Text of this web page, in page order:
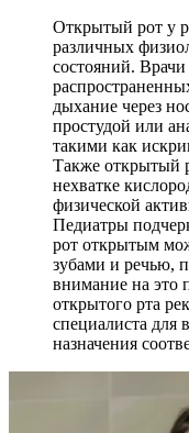
Открытый рот у
различных
состояний.
дыхание через
простудой или
такими как
Также открытый
нехватке
физической
Педиатры
рот открытым
зубами и речью,
внимание на это
открытого рта
специалиста
назначения